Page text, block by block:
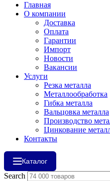
Главная
О компании
Доставка
Оплата
Гарантии
Импорт
Новости
Вакансии
Услуги
Резка металла
Металлообработка
Гибка металла
Вальцовка металла
Производство
Цинкование
Контакты
Каталог
Search